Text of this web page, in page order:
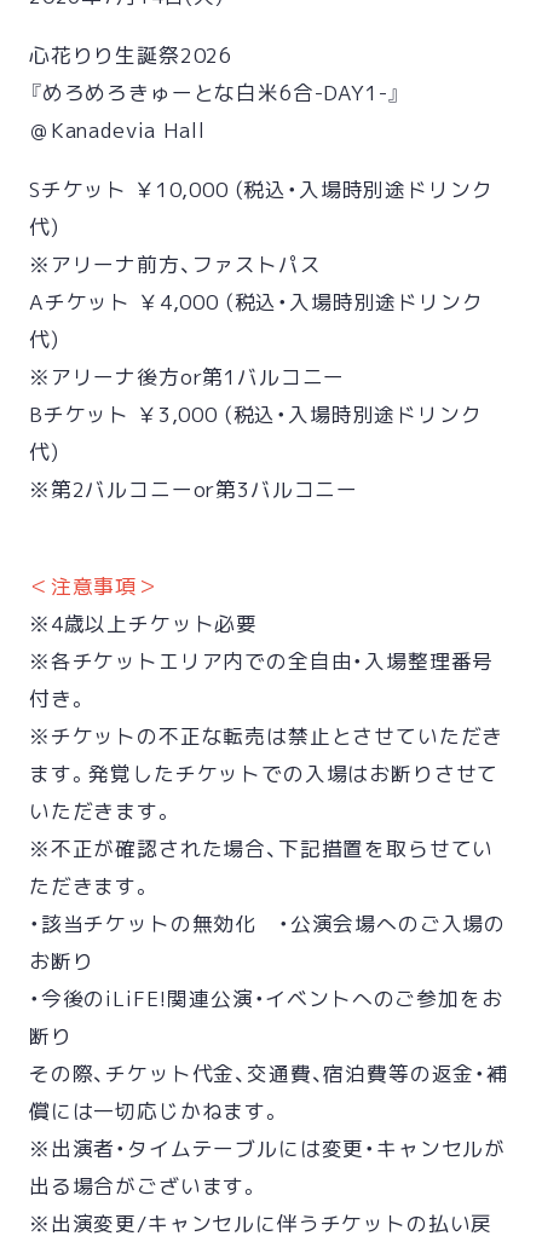
心花りり生誕祭2026
『めろめろきゅーとな白米6合-DAY1-』
＠Kanadevia Hall
Sチケット ￥10,000 (税込・入場時別途ドリンク
代)
※アリーナ前方、ファストパス
Aチケット ￥4,000 (税込・入場時別途ドリンク
代)
※アリーナ後方or第1バルコニー
Bチケット ￥3,000 (税込・入場時別途ドリンク
代)
※第2バルコニーor第3バルコニー
＜注意事項＞
※4歳以上チケット必要
※各チケットエリア内での全自由・入場整理番号
付き。
※チケットの不正な転売は禁止とさせていただき
ます。発覚したチケットでの入場はお断りさせて
いただきます。
※不正が確認された場合、下記措置を取らせてい
ただきます。
・該当チケットの無効化 ・公演会場へのご入場の
お断り
・今後のiLiFE!関連公演・イベントへのご参加をお
断り
その際、チケット代金、交通費、宿泊費等の返金・補
償には一切応じかねます。
※出演者・タイムテーブルには変更・キャンセルが
出る場合がございます。
※出演変更/キャンセルに伴うチケットの払い戻